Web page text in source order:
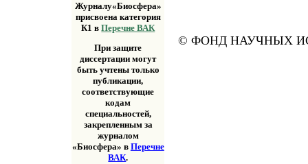
Журналу«Биосфера»
присвоена категория
К1 вПеречне ВАК
При защите
диссертации могут
быть учтены только
публикации,
соответствующие
кодам
специальностей,
закрепленным за
журналом
«Биосфера» в Перечне
ВАК.
© ФОНД НАУЧНЫХ